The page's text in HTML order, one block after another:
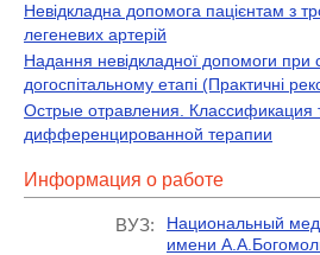
Невідкладна допомога пацієнтам з
легеневих артерій
Надання невідкладної допомоги при
догоспітальному етапі (Практичні
Острые отравления. Классификация
дифференцированной терапии
Информация о работе
ВУЗ:
Национальный
имени